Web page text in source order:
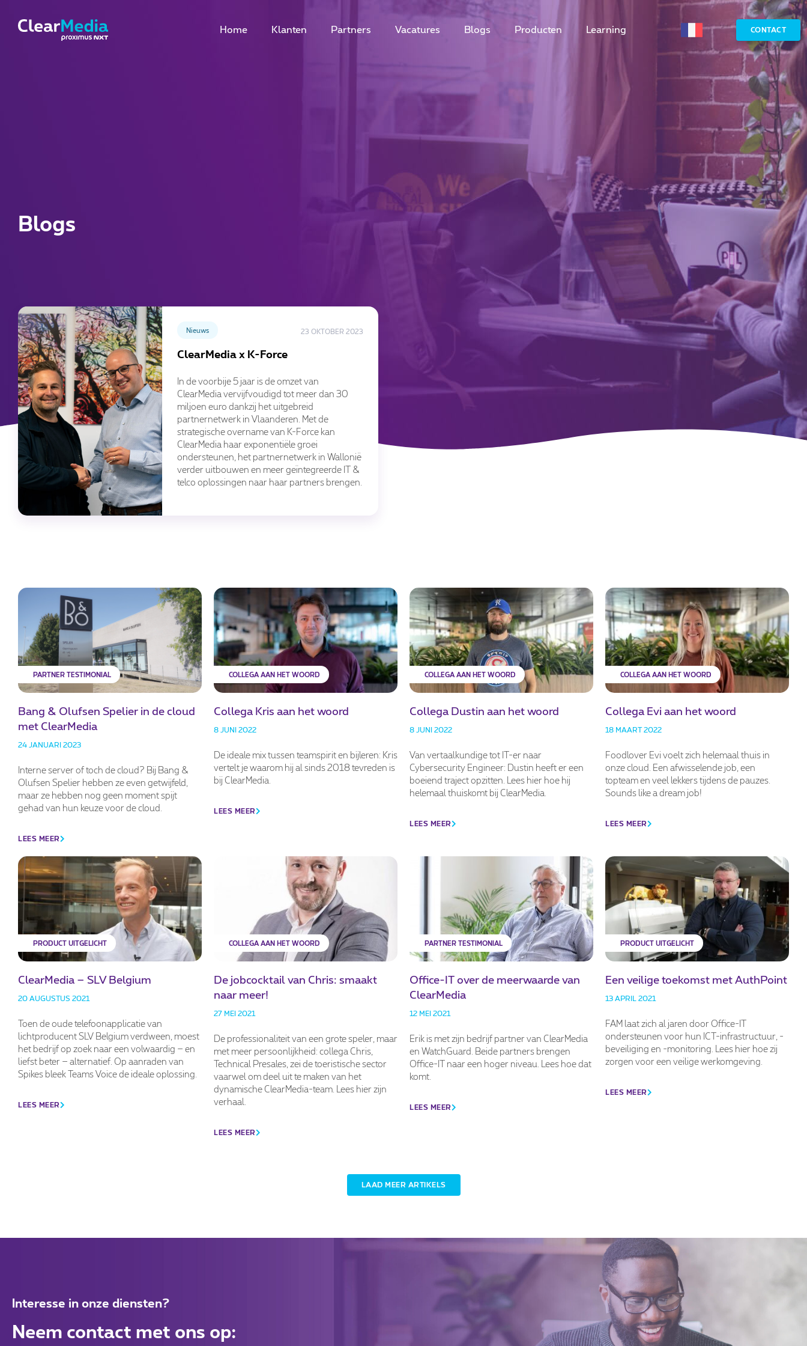
Home Klanten Partners Vacatures Blogs Producten Learning CONTACT
Blogs
Nieuws 23 OKTOBER 2023
ClearMedia x K-Force
In de voorbije 5 jaar is de omzet van
ClearMedia vervijfvoudigd tot meer dan 30
miljoen euro dankzij het uitgebreid
partnernetwerk in Vlaanderen. Met de
strategische overname van K-Force kan
ClearMedia haar exponentiële groei
ondersteunen, het partnernetwerk in Wallonië
verder uitbouwen en meer geïntegreerde IT &
telco oplossingen naar haar partners brengen.
PARTNER TESTIMONIAL
Bang & Olufsen Spelier in de cloud
met ClearMedia
24 JANUARI 2023
Interne server of toch de cloud? Bij Bang &
Olufsen Spelier hebben ze even getwijfeld,
maar ze hebben nog geen moment spijt
gehad van hun keuze voor de cloud.
LEES MEER
COLLEGA AAN HET WOORD
Collega Kris aan het woord
8 JUNI 2022
De ideale mix tussen teamspirit en bijleren: Kris
vertelt je waarom hij al sinds 2018 tevreden is
bij ClearMedia.
LEES MEER
COLLEGA AAN HET WOORD
Collega Dustin aan het woord
8 JUNI 2022
Van vertaalkundige tot IT-er naar
Cybersecurity Engineer: Dustin heeft er een
boeiend traject opzitten. Lees hier hoe hij
helemaal thuiskomt bij ClearMedia.
LEES MEER
COLLEGA AAN HET WOORD
Collega Evi aan het woord
18 MAART 2022
Foodlover Evi voelt zich helemaal thuis in
onze cloud. Een afwisselende job, een
topteam en veel lekkers tijdens de pauzes.
Sounds like a dream job!
LEES MEER
PRODUCT UITGELICHT
ClearMedia – SLV Belgium
20 AUGUSTUS 2021
Toen de oude telefoonapplicatie van
lichtproducent SLV Belgium verdween, moest
het bedrijf op zoek naar een volwaardig – en
liefst beter – alternatief. Op aanraden van
Spikes bleek Teams Voice de ideale oplossing.
LEES MEER
COLLEGA AAN HET WOORD
De jobcocktail van Chris: smaakt
naar meer!
27 MEI 2021
De professionaliteit van een grote speler, maar
met meer persoonlijkheid: collega Chris,
Technical Presales, zei de toeristische sector
vaarwel om deel uit te maken van het
dynamische ClearMedia-team. Lees hier zijn
verhaal.
LEES MEER
PARTNER TESTIMONIAL
Office-IT over de meerwaarde van
ClearMedia
12 MEI 2021
Erik is met zijn bedrijf partner van ClearMedia
en WatchGuard. Beide partners brengen
Office-IT naar een hoger niveau. Lees hoe dat
komt.
LEES MEER
PRODUCT UITGELICHT
Een veilige toekomst met AuthPoint
13 APRIL 2021
FAM laat zich al jaren door Office-IT
ondersteunen voor hun ICT-infrastructuur, -
beveiliging en -monitoring. Lees hier hoe zij
zorgen voor een veilige werkomgeving.
LEES MEER
LAAD MEER ARTIKELS
Interesse in onze diensten?
Neem contact met ons op: